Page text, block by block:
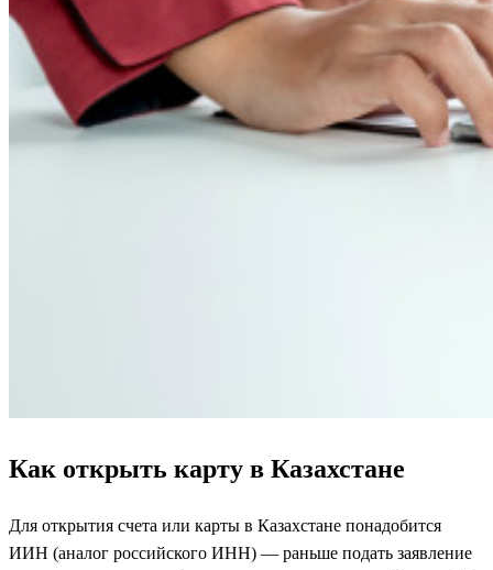
Как открыть карту в Казахстане
Для открытия счета или карты в Казахстане понадобится
ИИН (аналог российского ИНН) — раньше подать заявление